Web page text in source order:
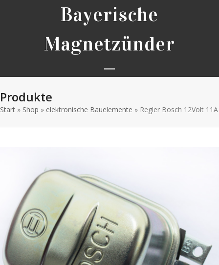
Bayerische
Magnetzünder
Open
menu
Close
menu
Produkte
Start » Shop » elektronische Bauelemente » Regler Bosch 12Volt 11A